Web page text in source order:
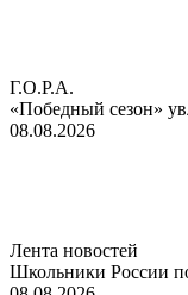
Г.О.Р.А.
«Победный сезон»
08.08.2026
Лента новостей
Школьники России